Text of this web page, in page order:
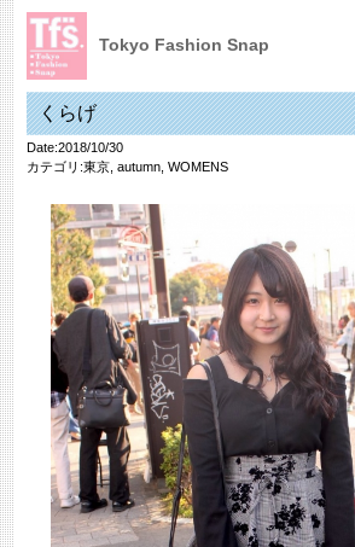
Tokyo Fashion Snap
くらげ
Date:2018/10/30
カテゴリ:東京, autumn, WOMENS